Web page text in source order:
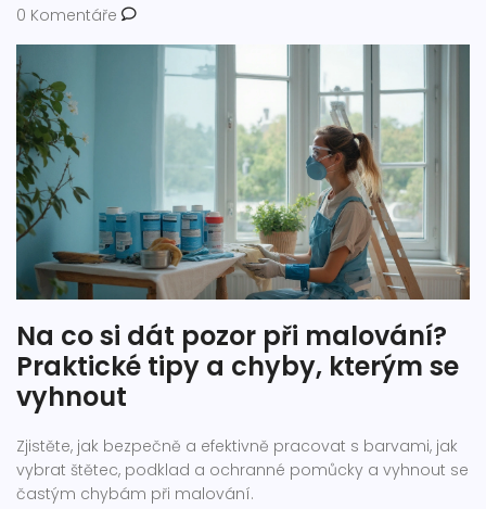
0 Komentáře
Na co si dát pozor při malování?
Praktické tipy a chyby, kterým se
vyhnout
Zjistěte, jak bezpečně a efektivně pracovat s barvami, jak
vybrat štětec, podklad a ochranné pomůcky a vyhnout se
častým chybám při malování.